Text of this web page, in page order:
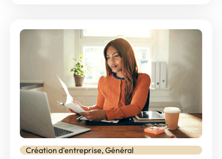
Création d'entreprise,Général